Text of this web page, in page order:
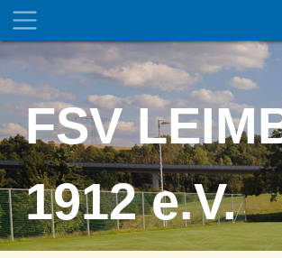
FSV
1912 e.V.